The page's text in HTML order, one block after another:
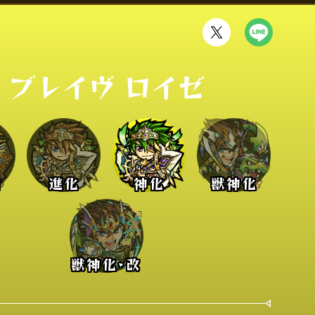
ブレイヴ ロイゼ
進化 神化 獣神化
獣神化･改